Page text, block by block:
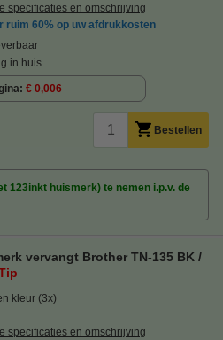
specificaties en omschrijving
ruim 60% op uw afdrukkosten
in huis
€ 0,006
Bestellen
123inkt huismerk) te nemen i.p.v. de
vervangt Brother TN-135 BK /
kleur (3x)
specificaties en omschrijving